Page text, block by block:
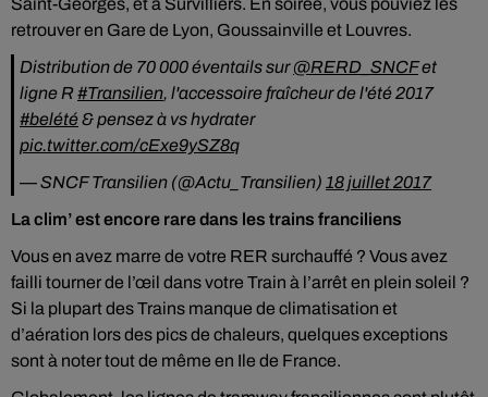
Saint-Georges, et à Survilliers. En soirée, vous pouviez les
retrouver en Gare de Lyon, Goussainville et Louvres.
Distribution de 70 000 éventails sur@RERD_SNCFet
ligne R #Transilien, l'accessoire fraîcheur de l'été 2017
#belété& pensez à vs hydrater
pic.twitter.com/cExe9ySZ8q
— SNCF Transilien (@Actu_Transilien) 18 juillet 2017
La clim’ est encore rare dans les trains franciliens
Vous en avez marre de votre RER surchauffé ? Vous avez
failli tourner de l’œil dans votre Train à l’arrêt en plein soleil ?
Si la plupart des Trains manque de climatisation et
d’aération lors des pics de chaleurs, quelques exceptions
sont à noter tout de même en Ile de France.